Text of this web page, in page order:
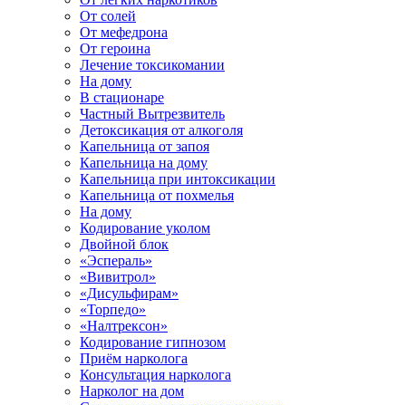
От солей
От мефедрона
От героина
Лечение токсикомании
На дому
В стационаре
Частный Вытрезвитель
Детоксикация от алкоголя
Капельница от запоя
Капельница на дому
Капельница при интоксикации
Капельница от похмелья
На дому
Кодирование уколом
Двойной блок
«Эспераль»
«Вивитрол»
«Дисульфирам»
«Торпедо»
«Налтрексон»
Кодирование гипнозом
Приём нарколога
Консультация нарколога
Нарколог на дом